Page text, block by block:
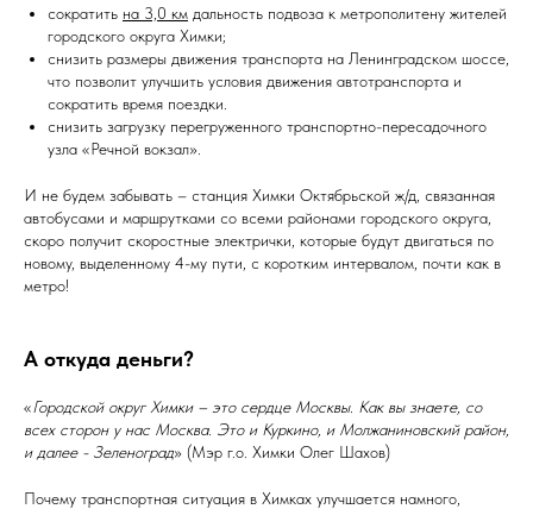
сократить на 3,0 км дальность подвоза к метрополитену жителей
городского округа Химки;
снизить размеры движения транспорта на Ленинградском шоссе,
что позволит улучшить условия движения автотранспорта и
сократить время поездки.
снизить загрузку перегруженного транспортно-пересадочного
узла «Речной вокзал».
И не будем забывать – станция Химки Октябрьской ж/д, связанная
автобусами и маршрутками со всеми районами городского округа,
скоро получит скоростные электрички, которые будут двигаться по
новому, выделенному 4-му пути, с коротким интервалом, почти как в
метро!
А откуда деньги?
«Городской округ Химки – это сердце Москвы. Как вы знаете, со
всех сторон у нас Москва. Это и Куркино, и Молжаниновский район,
и далее - Зеленоград» (Мэр г.о. Химки Олег Шахов)
Почему транспортная ситуация в Химках улучшается намного,